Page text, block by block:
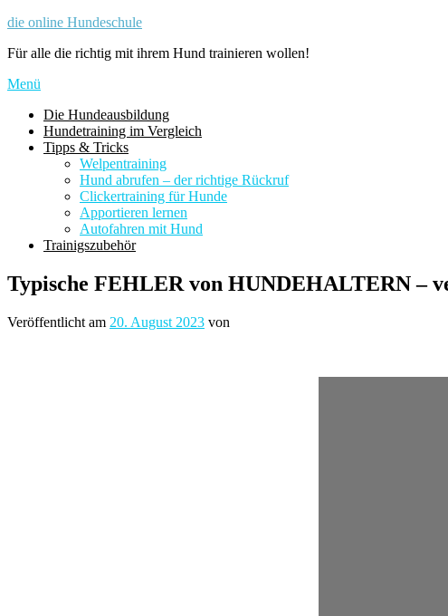
Zum
springen
die online Hundeschule
Für alle die richtig mit ihrem Hund trainieren wollen!
Menü
Die Hundeausbildung
Hundetraining im Vergleich
Tipps & Tricks
Welpentraining
Hund abrufen – der richtige Rückruf
Clickertraining für Hunde
Apportieren lernen
Autofahren mit Hund
Trainigszubehör
Typische FEHLER von HUNDEHALTERN –
Veröffentlicht am 20. August 2023 von